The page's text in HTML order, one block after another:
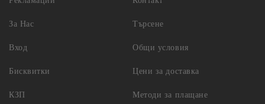
За Нас
Вход
Търсене
Общи условия
Бисквитки
КЗП
Цени за доставка
Методи за плащане